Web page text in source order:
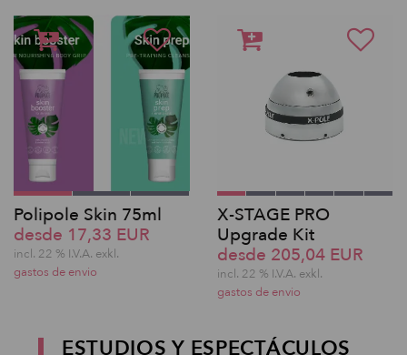
Polipole Skin 75ml
desde 17,33 EUR
incl. 22 % I.V.A. exkl.
gastos de envio
X-STAGE PRO
Upgrade Kit
desde 205,04 EUR
incl. 22 % I.V.A. exkl.
gastos de envio
ESTUDIOS Y ESPECTÁCULOS